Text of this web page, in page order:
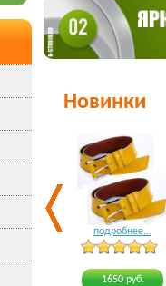
Новинки
подробнее...
1650 руб.